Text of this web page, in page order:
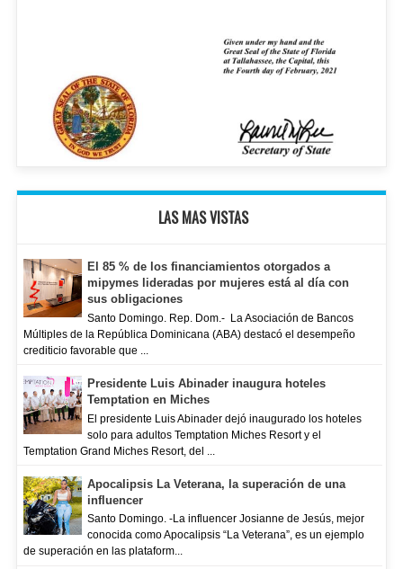
LAS MAS VISTAS
El 85 % de los financiamientos otorgados a
mipymes lideradas por mujeres está al día con
sus obligaciones
Santo Domingo. Rep. Dom.- La Asociación de Bancos
Múltiples de la República Dominicana (ABA) destacó el desempeño
crediticio favorable que ...
Presidente Luis Abinader inaugura hoteles
Temptation en Miches
El presidente Luis Abinader dejó inaugurado los hoteles
solo para adultos Temptation Miches Resort y el
Temptation Grand Miches Resort, del ...
Apocalipsis La Veterana, la superación de una
influencer
Santo Domingo. -La influencer Josianne de Jesús, mejor
conocida como Apocalipsis “La Veterana”, es un ejemplo
de superación en las plataform...